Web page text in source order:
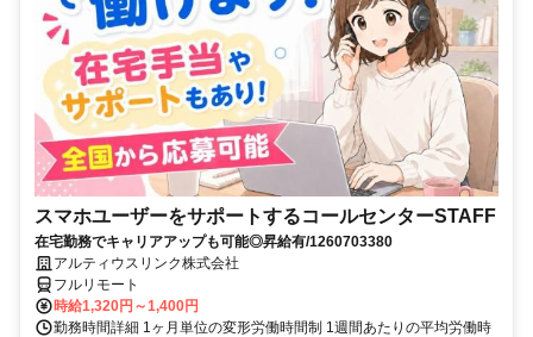
スマホユーザーをサポートするコールセンターSTAFF
在宅勤務でキャリアアップも可能◎昇給有/1260703380
アルティウスリンク株式会社
フルリモート
時給1,320円～1,400円
勤務時間詳細 1ヶ月単位の変形労働時間制 1週間あたりの平均労働時